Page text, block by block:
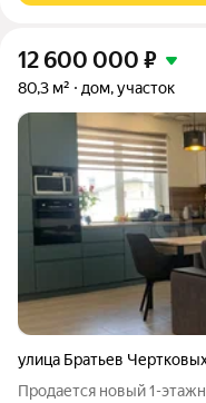
12 600 000 ₽
80,3 м² дом, участок
улица Братьев
Продается новый 1-